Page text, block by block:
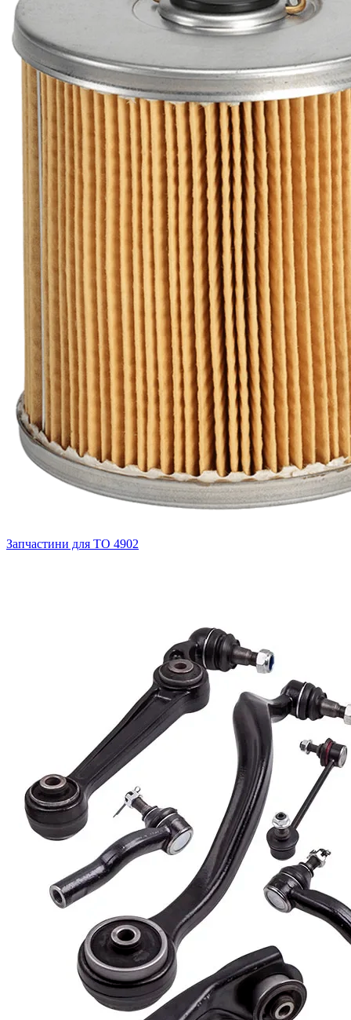
Запчастини для ТО 4902